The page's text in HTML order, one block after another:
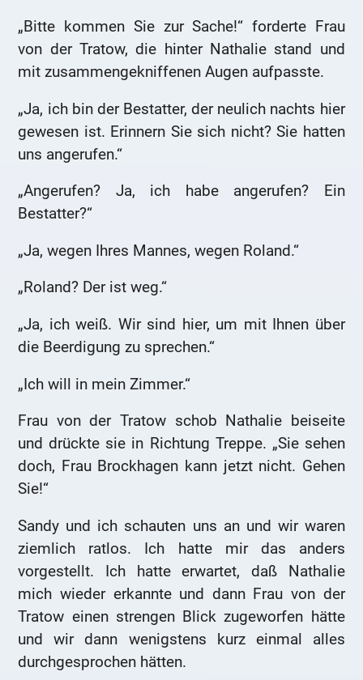
„Bitte kommen Sie zur Sache!“ forderte Frau
von der Tratow, die hinter Nathalie stand und
mit zusammengekniffenen Augen aufpasste.
„Ja, ich bin der Bestatter, der neulich nachts hier
gewesen ist. Erinnern Sie sich nicht? Sie hatten
uns angerufen.“
„Angerufen? Ja, ich habe angerufen? Ein
Bestatter?“
„Ja, wegen Ihres Mannes, wegen Roland.“
„Roland? Der ist weg.“
„Ja, ich weiß. Wir sind hier, um mit Ihnen über
die Beerdigung zu sprechen.“
„Ich will in mein Zimmer.“
Frau von der Tratow schob Nathalie beiseite
und drückte sie in Richtung Treppe. „Sie sehen
doch, Frau Brockhagen kann jetzt nicht. Gehen
Sie!“
Sandy und ich schauten uns an und wir waren
ziemlich ratlos. Ich hatte mir das anders
vorgestellt. Ich hatte erwartet, daß Nathalie
mich wieder erkannte und dann Frau von der
Tratow einen strengen Blick zugeworfen hätte
und wir dann wenigstens kurz einmal alles
durchgesprochen hätten.